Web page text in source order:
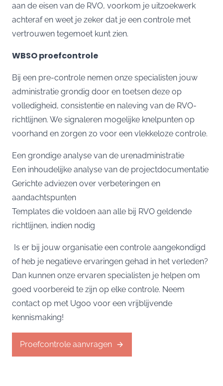
aan de eisen van de RVO, voorkom je uitzoekwerk
achteraf en weet je zeker dat je een controle met
vertrouwen tegemoet kunt zien.
WBSO proefcontrole
Bij een pre-controle nemen onze specialisten jouw
administratie grondig door en toetsen deze op
volledigheid, consistentie en naleving van de RVO-
richtlijnen. We signaleren mogelijke knelpunten op
voorhand en zorgen zo voor een vlekkeloze controle.
Een grondige analyse van de urenadministratie
Een inhoudelijke analyse van de projectdocumentatie
Gerichte adviezen over verbeteringen en
aandachtspunten
Templates die voldoen aan alle bij RVO geldende
richtlijnen, indien nodig
Is er bij jouw organisatie een controle aangekondigd
of heb je negatieve ervaringen gehad in het verleden?
Dan kunnen onze ervaren specialisten je helpen om
goed voorbereid te zijn op elke controle. Neem
contact op met Ugoo voor een vrijblijvende
kennismaking!
Proefcontrole aanvragen